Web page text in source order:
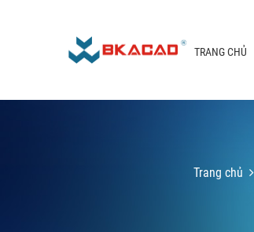
TRANG CHỦ
Trang chủ